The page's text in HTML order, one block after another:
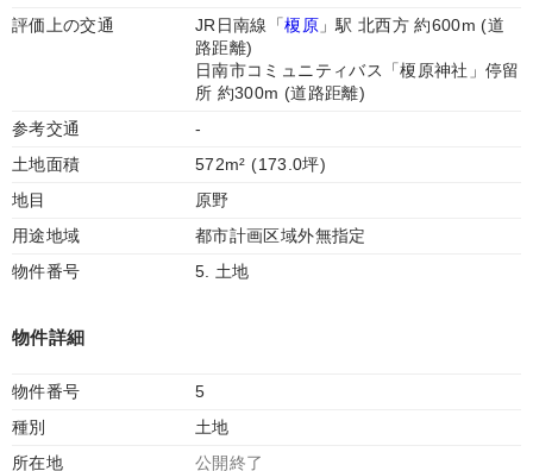
評価上の交通
JR日南線「榎原」駅 北西方 約600m (道
路距離)
日南市コミュニティバス「榎原神社」停留
所 約300m (道路距離)
参考交通
-
土地面積
572m² (173.0坪)
地目
原野
用途地域
都市計画区域外無指定
物件番号
5. 土地
物件詳細
物件番号
5
種別
土地
所在地
公開終了